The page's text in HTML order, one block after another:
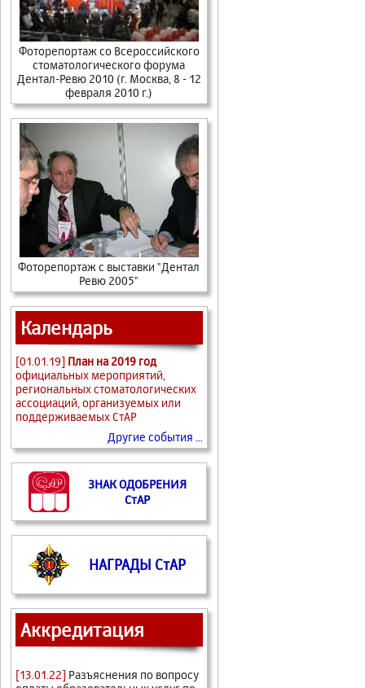
Фоторепортаж со Всероссийского
стоматологического форума
Дентал-Ревю 2010 (г. Москва, 8 - 12
февраля 2010 г.)
Фоторепортаж с выставки "Дентал
Ревю 2005"
Календарь
[01.01.19] План на 2019 год
официальных мероприятий,
региональных стоматологических
ассоциаций, организуемых или
поддерживаемых СтАР
Другие события ...
ЗНАК ОДОБРЕНИЯ
СтАР
НАГРАДЫ СтАР
Аккредитация
[13.01.22] Разъяснения по вопросу